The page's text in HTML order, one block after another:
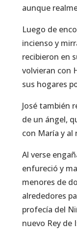
aunque
Luego de
incienso y
recibieron en
volvieran con
sus hogares
José también
de un ángel,
con María y al
Al verse
enfureció y
menores de
alrededores
profecía del
nuevo Rey de